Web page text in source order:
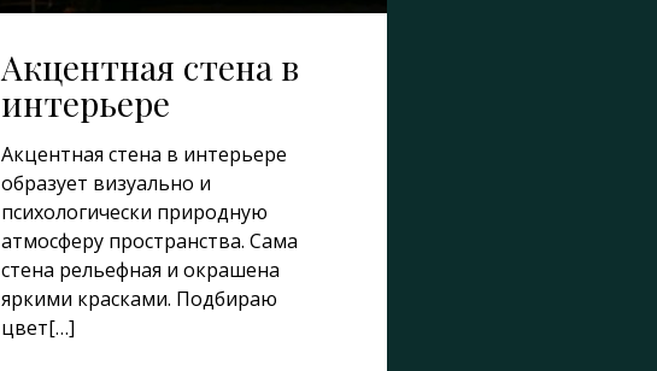
Акцентная стена в
интерьере
Акцентная стена в интерьере
образует визуально и
психологически природную
атмосферу пространства. Сама
стена рельефная и окрашена
яркими красками. Подбираю
цвет[…]